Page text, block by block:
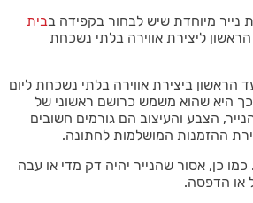
נייר מיוחדת שיש לבחור בקפידה בבית
ליצירת אווירה בלתי נשכחת
הראשון ביצירת אווירה בלתי נשכחת ליום
היא שהוא משמש כרושם ראשוני של
הצבע והעיצוב הם גורמים חשובים
ההזמנות המושלמות לחתונה.
כמו כן, אסור שהנייר יהיה דק מדי או עבה
או הדפסה.